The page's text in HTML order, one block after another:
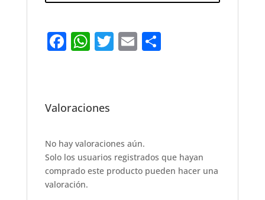
F
b
o
o
k
W
A
p
p
T E S
Valoraciones
No hay valoraciones aún.
Solo los usuarios registrados que hayan
comprado este producto pueden hacer una
valoración.